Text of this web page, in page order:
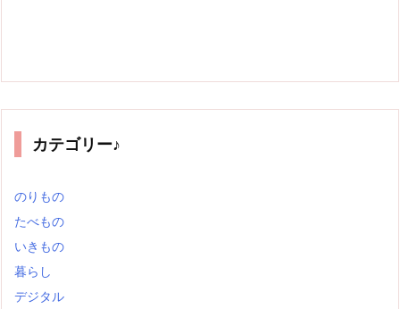
カテゴリー♪
のりもの
たべもの
いきもの
暮らし
デジタル